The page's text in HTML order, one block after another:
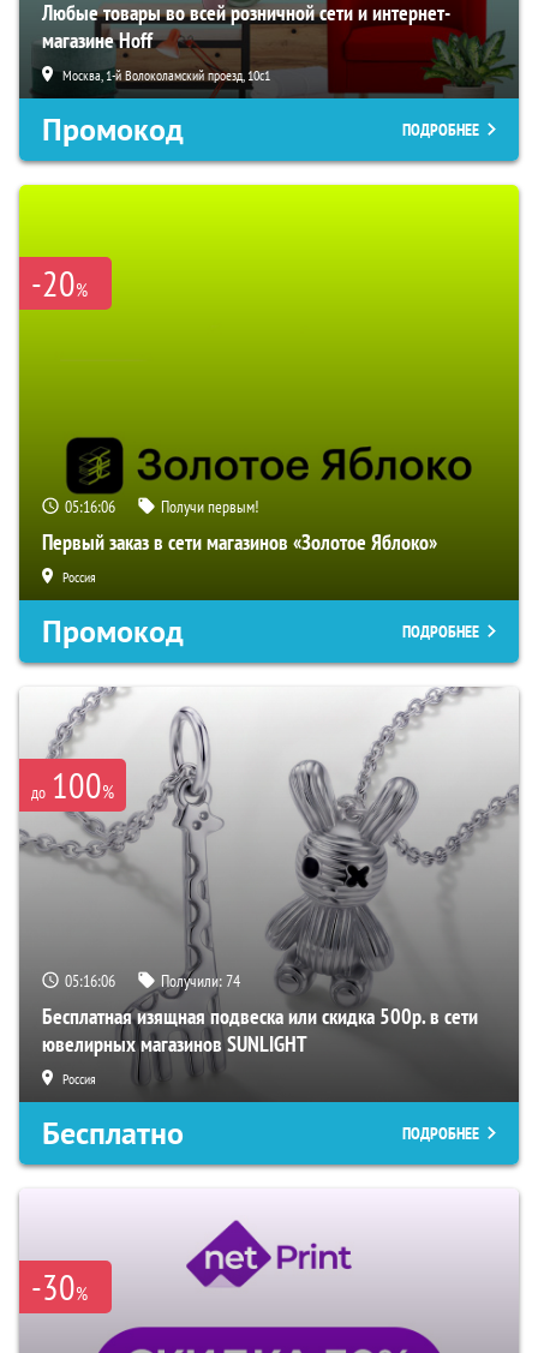
Любые товары во всей розничной сети и интернет-
магазине Hoff
Москва, 1-й Волоколамский проезд, 10с1
Промокод ПОДРОБНЕЕ
-20%
05:16:05 Получи первым!
Первый заказ в сети магазинов «Золотое Яблоко»
Россия
Промокод ПОДРОБНЕЕ
до 100%
05:16:05 Получили:74
Бесплатная изящная подвеска или скидка 500р. в сети
ювелирных магазинов SUNLIGHT
Россия
Бесплатно ПОДРОБНЕЕ
-30%